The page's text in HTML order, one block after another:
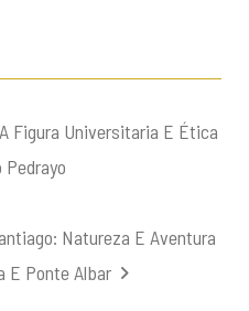
Figura Universitaria E Ética
Pedrayo
Natureza E Aventura
E Ponte Albar